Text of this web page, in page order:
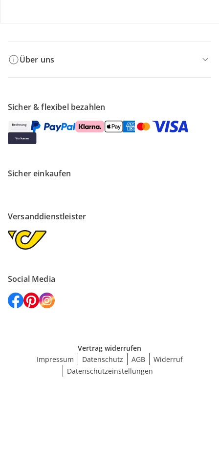
Über uns
Sicher & flexibel bezahlen
Sicher einkaufen
Versanddienstleister
Social Media
Vertrag widerrufen
Impressum
Datenschutz AGB
Widerruf
Datenschutzeinstellungen